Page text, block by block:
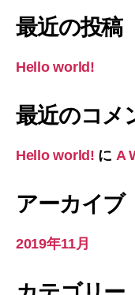
象:
最近の投稿
Hello world!
最近のコメ
Hello world! に A
アーカイブ
2019年11月